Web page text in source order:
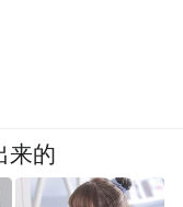
来的